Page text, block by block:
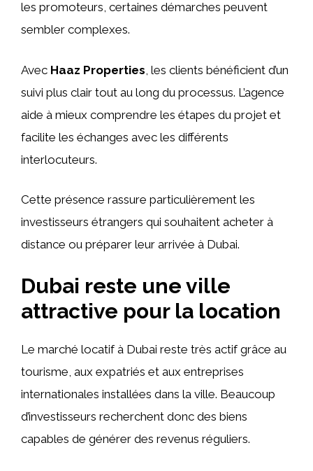
les promoteurs, certaines démarches peuvent
sembler complexes.
Avec Haaz Properties , les clients bénéficient d’un
suivi plus clair tout au long du processus. L’agence
aide à mieux comprendre les étapes du projet et
facilite les échanges avec les différents
interlocuteurs.
Cette présence rassure particulièrement les
investisseurs étrangers qui souhaitent acheter à
distance ou préparer leur arrivée à Dubai.
Dubai reste une ville
attractive pour la location
Le marché locatif à Dubai reste très actif grâce au
tourisme, aux expatriés et aux entreprises
internationales installées dans la ville. Beaucoup
d’investisseurs recherchent donc des biens
capables de générer des revenus réguliers.